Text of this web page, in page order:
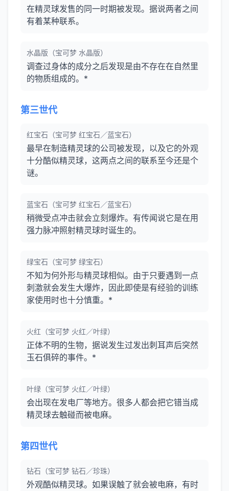
在精灵球发售的同一时期被发现。据说两者之间
有着某种联系。
水晶版（宝可梦 水晶版）
调查过身体的成分之后发现是由不存在在自然里
的物质组成的。*
第三世代
红宝石（宝可梦 红宝石／蓝宝石）
最早在制造精灵球的公司被发现，以及它的外观
十分酷似精灵球，这两点之间的联系至今还是个
谜。
蓝宝石（宝可梦 红宝石／蓝宝石）
稍微受点冲击就会立刻爆炸。有传闻说它是在用
强力脉冲照射精灵球时诞生的。
绿宝石（宝可梦 绿宝石）
不知为何外形与精灵球相似。由于只要遇到一点
刺激就会发生大爆炸，因此即使是有经验的训练
家使用时也十分慎重。*
火红（宝可梦 火红／叶绿）
正体不明的生物，据说发生过发出刺耳声后突然
玉石俱碎的事件。*
叶绿（宝可梦 火红／叶绿）
会出现在发电厂等地方。很多人都会把它错当成
精灵球去触碰而被电麻。
第四世代
钻石（宝可梦 钻石／珍珠）
外观酷似精灵球。如果误触了就会被电麻，有时